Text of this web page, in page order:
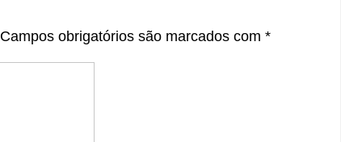
Campos obrigatórios são marcados com *